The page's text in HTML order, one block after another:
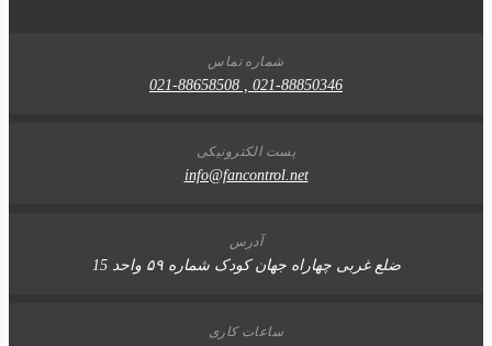
شماره تماس
021-88850346 , 021-88658508
پست الکترونیکی
info@fancontrol.net
آدرس
ضلع غربی چهاراه جهان کودک شماره ۵۹ واحد 15
ساعات کاری